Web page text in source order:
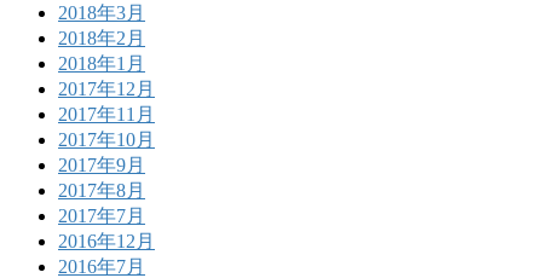
2018年3月
2018年2月
2018年1月
2017年12月
2017年11月
2017年10月
2017年9月
2017年8月
2017年7月
2016年12月
2016年7月